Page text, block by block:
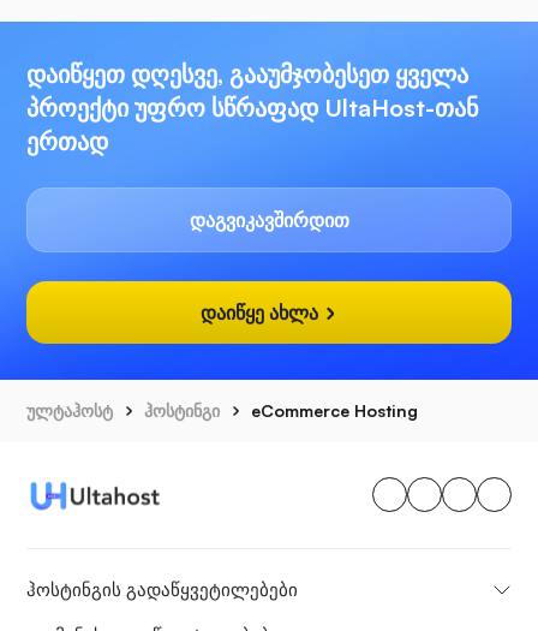
დაიწყეთ დღესვე, გააუმჯობესეთ ყველა
პროექტი უფრო სწრაფად UltaHost-თან
ერთად
დაგვიკავშირდით
დაიწყე ახლა
ულტაჰოსტ ჰოსტინგი eCommerce Hosting
ჰოსტინგის გადაწყვეტილებები